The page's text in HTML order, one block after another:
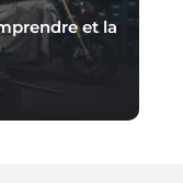
et la